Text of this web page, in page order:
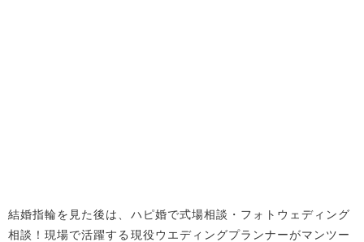
結婚指輪を見た後は、ハピ婚で式場相談・フォトウェディング
相談！現場で活躍する現役ウエディングプランナーがマンツー